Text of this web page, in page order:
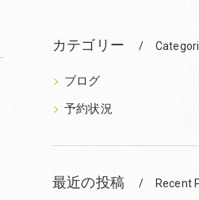
カテゴリー
ブログ
予約状況
最近の投稿 Recent